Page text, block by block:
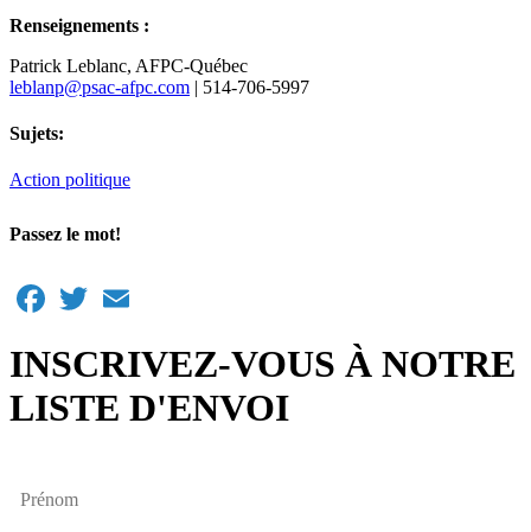
Renseignements :
Patrick Leblanc, AFPC-Québec
leblanp@psac-afpc.com | 514-706-5997
Sujets:
Action politique
Passez le mot!
Facebook
Twitter
INSCRIVEZ-VOUS À NOTRE
LISTE D'ENVOI